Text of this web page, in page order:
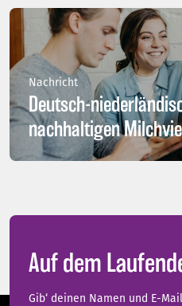
Nachricht
Deutsch-
nachhaltigen
Auf dem
Gib‘ deinen Namen und E-